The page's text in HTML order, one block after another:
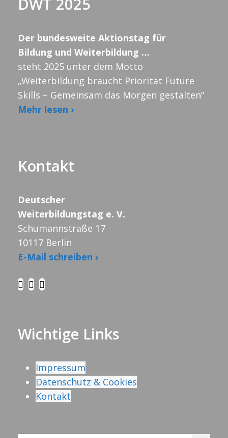
Der bundesweite Aktionstag für
Bildung und Weiterbildung …
steht 2025 unter dem Motto
„Weiterbildung braucht Priorität Future
Skills – Gemeinsam das Morgen gestalten“
Mehr lesen ›
Kontakt
Deutscher
Weiterbildungstag e. V.
Schumannstraße 17
10117 Berlin
E-Mail schreiben ›
Wichtige Links
Impressum
Datenschutz & Cookies
Kontakt
Search Button